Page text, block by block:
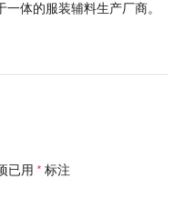
体的服装辅料生产厂商。
已用 * 标注